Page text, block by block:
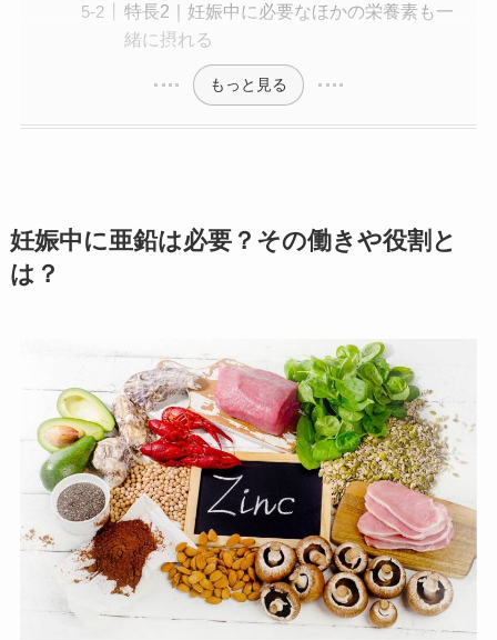
特長2｜妊娠中に必要なほかの栄養素も一
緒に摂れる
もっと見る
妊娠中に亜鉛は必要？その働きや役割と
は？